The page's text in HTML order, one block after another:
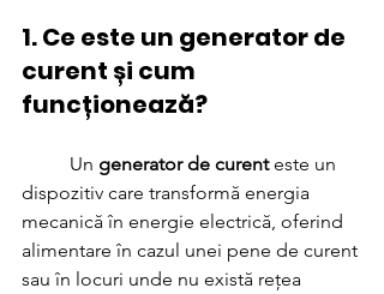
1. Ce este un generator de
curent și cum
funcționează?
	Un
generator de curent este un
dispozitiv care transformă energia
mecanică în energie electrică, oferind
alimentare în cazul unei pene de curent
sau în locuri unde nu există rețea